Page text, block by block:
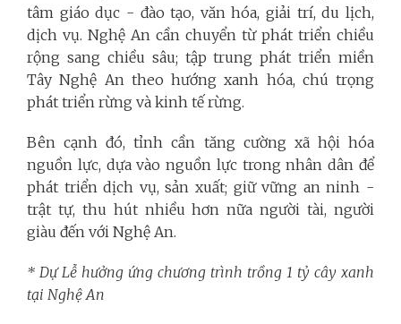
tâm giáo dục - đào tạo, văn hóa, giải trí, du lịch,
dịch vụ. Nghệ An cần chuyển từ phát triển chiều
rộng sang chiều sâu; tập trung phát triển miền
Tây Nghệ An theo hướng xanh hóa, chú trọng
phát triển rừng và kinh tế rừng.
Bên cạnh đó, tỉnh cần tăng cường xã hội hóa
nguồn lực, dựa vào nguồn lực trong nhân dân để
phát triển dịch vụ, sản xuất; giữ vững an ninh -
trật tự, thu hút nhiều hơn nữa người tài, người
giàu đến với Nghệ An.
* Dự Lễ hưởng ứng chương trình trồng 1 tỷ cây xanh
tại Nghệ An